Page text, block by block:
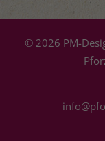
© 2026 PM-